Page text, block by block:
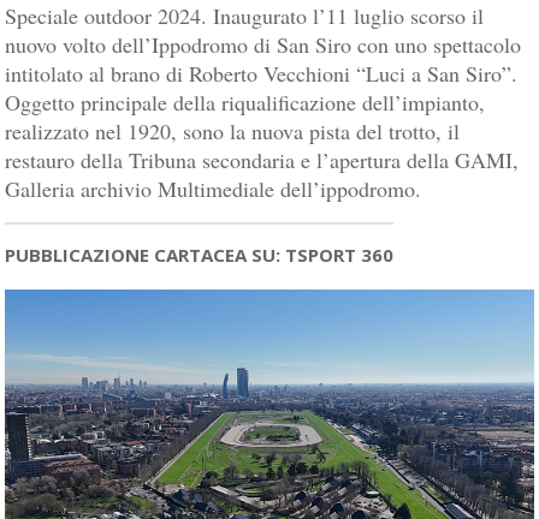
Speciale outdoor 2024. Inaugurato l’11 luglio scorso il
nuovo volto dell’Ippodromo di San Siro con uno spettacolo
intitolato al brano di Roberto Vecchioni “Luci a San Siro”.
Oggetto principale della riqualificazione dell’impianto,
realizzato nel 1920, sono la nuova pista del trotto, il
restauro della Tribuna secondaria e l’apertura della GAMI,
Galleria archivio Multimediale dell’ippodromo.
PUBBLICAZIONE CARTACEA SU: TSPORT 360